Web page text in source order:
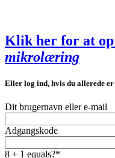
Klik her for at
mikrolæring
Eller log ind, hvis du allerede
Dit brugernavn eller e-mail
Adgangskode
8 + 1 equals?*